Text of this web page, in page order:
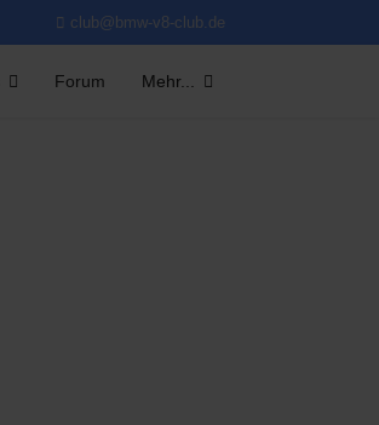
club@bmw-v8-club.de
Forum Mehr...